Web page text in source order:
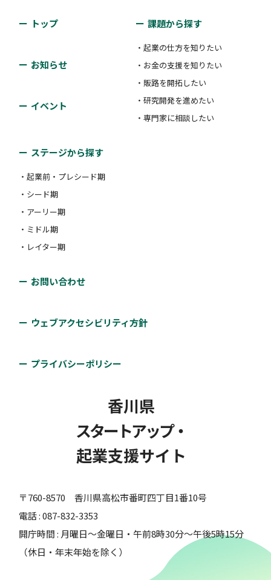
トップ
お知らせ
イベント
課題から探す
・起業の仕方を知りたい
・お金の支援を知りたい
・販路を開拓したい
・研究開発を進めたい
・専門家に相談したい
ステージから探す
・起業前・プレシード期
・シード期
・アーリー期
・ミドル期
・レイター期
お問い合わせ
ウェブアクセシビリティ方針
プライバシーポリシー
香川県
スタートアップ・
起業支援サイト
〒760-8570 香川県高松市番町四丁目1番10号
電話 : 087-832-3353
開庁時間 : 月曜日～金曜日・午前8時30分～午後5時15分
（休日・年末年始を除く）